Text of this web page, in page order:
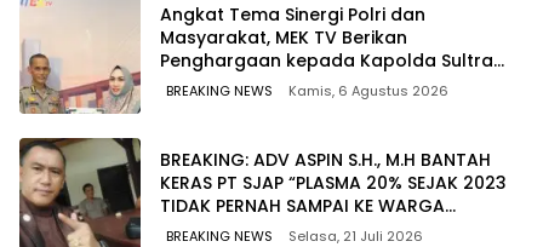
Angkat Tema Sinergi Polri dan
Masyarakat, MEK TV Berikan
Penghargaan kepada Kapolda Sultra
melalui Kabid Humas
BREAKING NEWS Kamis, 6 Agustus 2026
BREAKING: ADV ASPIN S.H., M.H BANTAH
KERAS PT SJAP “PLASMA 20% SEJAK 2023
TIDAK PERNAH SAMPAI KE WARGA
WAWOONE!
BREAKING NEWS Selasa, 21 Juli 2026